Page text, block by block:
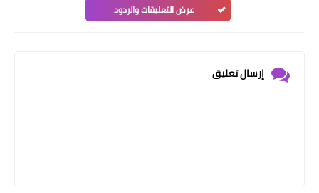
عرض التعليقات والردود
إرسال تعليق